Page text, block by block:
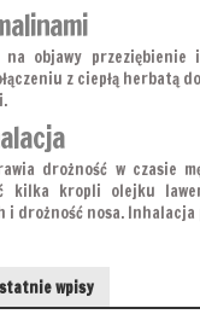
na objawy
z ciepłą herbatą
drożność w czasie
kilka kropli olejku
i drożność nosa. Inhalacja
wpisy